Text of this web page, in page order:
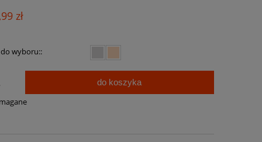
płatności
zł
wyboru::
do koszyka